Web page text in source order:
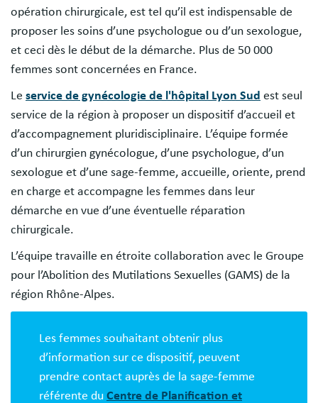
opération chirurgicale, est tel qu’il est indispensable de
proposer les soins d’une psychologue ou d’un sexologue,
et ceci dès le début de la démarche. Plus de 50 000
femmes sont concernées en France.
Le service de gynécologie de l'hôpital Lyon Sud est seul
service de la région à proposer un dispositif d’accueil et
d’accompagnement pluridisciplinaire. L’équipe formée
d’un chirurgien gynécologue, d’une psychologue, d’un
sexologue et d’une sage-femme, accueille, oriente, prend
en charge et accompagne les femmes dans leur
démarche en vue d’une éventuelle réparation
chirurgicale.
L’équipe travaille en étroite collaboration avec le Groupe
pour l’Abolition des Mutilations Sexuelles (GAMS) de la
région Rhône-Alpes.
Les femmes souhaitant obtenir plus
d’information sur ce dispositif, peuvent
prendre contact auprès de la sage-femme
référente du Centre de Planification et